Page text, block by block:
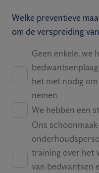
Welke preventieve
om de verspreiding
Geen enkele, we
het niet nodig
nemen.
We hebben een
Ons
training over het
van bedwantsen